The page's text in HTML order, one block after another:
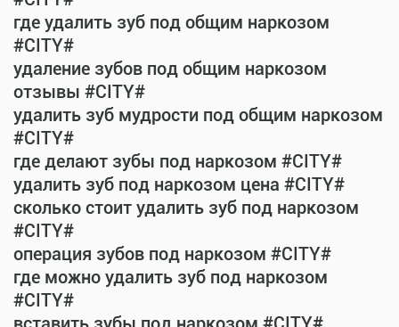
где удалить зуб под общим наркозом
#CITY#
удаление зубов под общим наркозом
отзывы #CITY#
удалить зуб мудрости под общим наркозом
#CITY#
где делают зубы под наркозом #CITY#
удалить зуб под наркозом цена #CITY#
сколько стоит удалить зуб под наркозом
#CITY#
операция зубов под наркозом #CITY#
где можно удалить зуб под наркозом
#CITY#